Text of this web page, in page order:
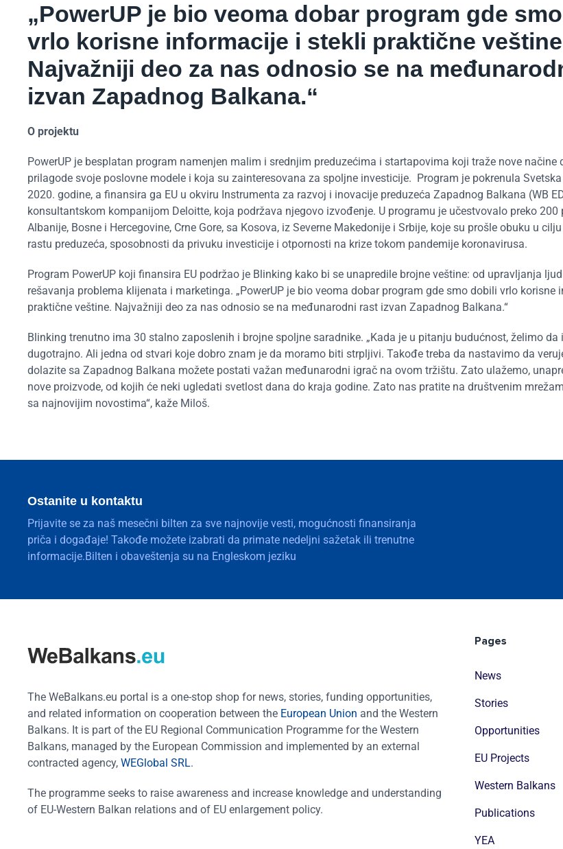
„PowerUP je bio veoma dobar program gde
vrlo korisne informacije i stekli praktične
Najvažniji deo za nas odnosio se na
izvan Zapadnog Balkana.“
O projektu
PowerUP je besplatan program namenjen malim i srednjim preduzećima i startapovima koji traže nove načine
prilagode svoje poslovne modele i koja su zainteresovana za spoljne investicije. Program je pokrenula
2020. godine, a finansira ga EU u okviru Instrumenta za razvoj i inovacije preduzeća Zapadnog Balkana (WB
konsultantskom kompanijom Deloitte, koja podržava njegovo izvođenje. U programu je učestvovalo preko 200
Albanije, Bosne i Hercegovine, Crne Gore, sa Kosova, iz Severne Makedonije i Srbije, koje su prošle obuku u
rastu preduzeća, sposobnosti da privuku investicije i otpornosti na krize tokom pandemije koronavirusa.
Program PowerUP koji finansira EU podržao je Blinking kako bi se unapredile brojne veštine: od upravljanja
rešavanja problema klijenata i marketinga. „PowerUP je bio veoma dobar program gde smo dobili vrlo korisne
praktične veštine. Najvažniji deo za nas odnosio se na međunarodni rast izvan Zapadnog Balkana.“
Blinking trenutno ima 30 stalno zaposlenih i brojne spoljne saradnike. „Kada je u pitanju budućnost, želimo
dugotrajno. Ali jedna od stvari koje dobro znam je da moramo biti strpljivi. Takođe treba da nastavimo da
dolazite sa Zapadnog Balkana možete postati važan međunarodni igrač na ovom tržištu. Zato ulažemo,
nove proizvode, od kojih će neki ugledati svetlost dana do kraja godine. Zato nas pratite na društvenim
sa najnovijim novostima“, kaže Miloš.
Ostanite u kontaktu
Prijavite se za naš mesečni bilten za sve najnovije vesti, mogućnosti finansiranja
priča i događaje! Takođe možete izabrati da primate nedeljni sažetak ili trenutne
informacije.Bilten i obaveštenja su na Engleskom jeziku
The WeBalkans.eu portal is a one-stop shop for news, stories, funding opportunities,
and related information on cooperation between the European Union and the Western
Balkans. It is part of the EU Regional Communication Programme for the Western
Balkans, managed by the European Commission and implemented by an external
contracted agency, WEGlobal SRL.
The programme seeks to raise awareness and increase knowledge and understanding
of EU-Western Balkan relations and of EU enlargement policy.
Pages
News
Stories
Opportunities
EU Projects
Western Balkans
Publications
YEA